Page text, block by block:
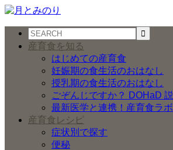
産育食を知る
はじめての産育食
妊娠期の食生活のおはなし
授乳期の食生活のおはなし
ごぞんじですか？ DOHaD 説
最新医学と連携！産育食ラボ
産育食レシピ
症状別で探す
便秘